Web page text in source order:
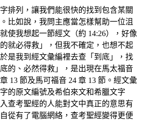
排列，讓我們能很快的找到包含某關
比如說，我問主應當怎樣幫助一位沮
使我想起一節經文（約 14:26），好像
就必得救」，但我不確定，也想不起
是我到經文彙編裡去查「到底」，找
的、必然得救」，是出現在馬太福音
13 節及馬可福音 24 章 13 節。經文彙
的原文編號及希伯來文和希臘文字
查考聖經的人能對文中真正的意思有
從有了電腦網絡，查考聖經變得更便